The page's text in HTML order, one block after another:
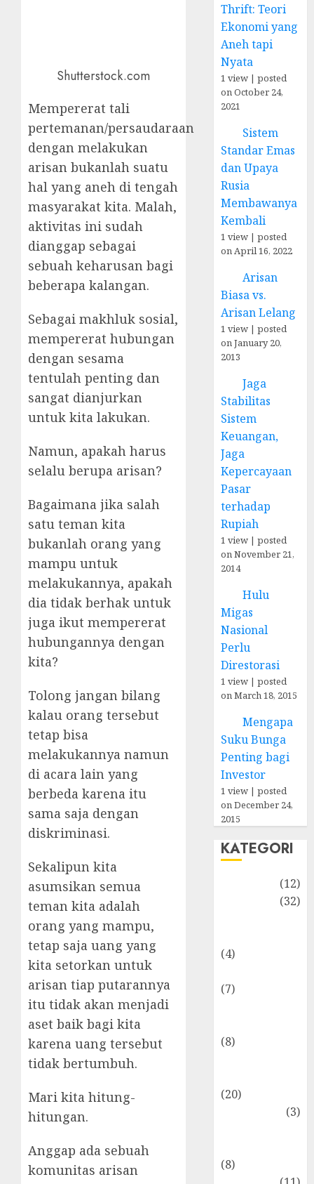
Shutterstock.com
Mempererat tali
pertemanan/persaudaraan
dengan melakukan
arisan bukanlah suatu
hal yang aneh di tengah
masyarakat kita. Malah,
aktivitas ini sudah
dianggap sebagai
sebuah keharusan bagi
beberapa kalangan.
Sebagai makhluk sosial,
mempererat hubungan
dengan sesama
tentulah penting dan
sangat dianjurkan
untuk kita lakukan.
Namun, apakah harus
selalu berupa arisan?
Bagaimana jika salah
satu teman kita
bukanlah orang yang
mampu untuk
melakukannya, apakah
dia tidak berhak untuk
juga ikut mempererat
hubungannya dengan
kita?
Tolong jangan bilang
kalau orang tersebut
tetap bisa
melakukannya namun
di acara lain yang
berbeda karena itu
sama saja dengan
diskriminasi.
Sekalipun kita
asumsikan semua
teman kita adalah
orang yang mampu,
tetap saja uang yang
kita setorkan untuk
arisan tiap putarannya
itu tidak akan menjadi
aset baik bagi kita
karena uang tersebut
tidak bertumbuh.
Mari kita hitung-
hitungan.
Anggap ada sebuah
komunitas arisan
Thrift: Teori
Ekonomi yang
Aneh tapi
Nyata
1 view |posted
on October 24,
2021
Sistem
Standar Emas
dan Upaya
Rusia
Membawanya
Kembali
1 view |posted
on April 16, 2022
Arisan
Biasa vs.
Arisan Lelang
1 view |posted
on January 20,
2013
Jaga
Stabilitas
Sistem
Keuangan,
Jaga
Kepercayaan
Pasar
terhadap
Rupiah
1 view |posted
on November 21,
2014
Hulu
Migas
Nasional
Perlu
Direstorasi
1 view |posted
on March 18, 2015
Mengapa
Suku Bunga
Penting bagi
Investor
1 view |posted
on December 24,
2015
KATEGORI
(12)
(32)
(4)
(7)
(8)
(20)
(3)
(8)